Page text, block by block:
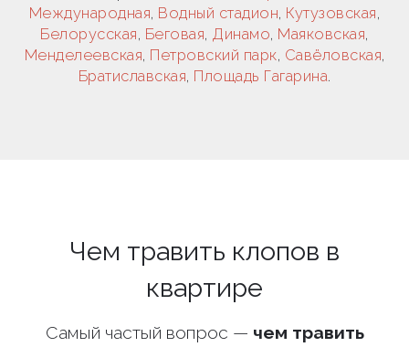
Международная, Водный стадион, Кутузовская,
Белорусская, Беговая, Динамо, Маяковская,
Менделеевская, Петровский парк, Савёловская,
Братиславская, Площадь Гагарина.
Чем травить клопов в
квартире
Самый частый вопрос — чем травить